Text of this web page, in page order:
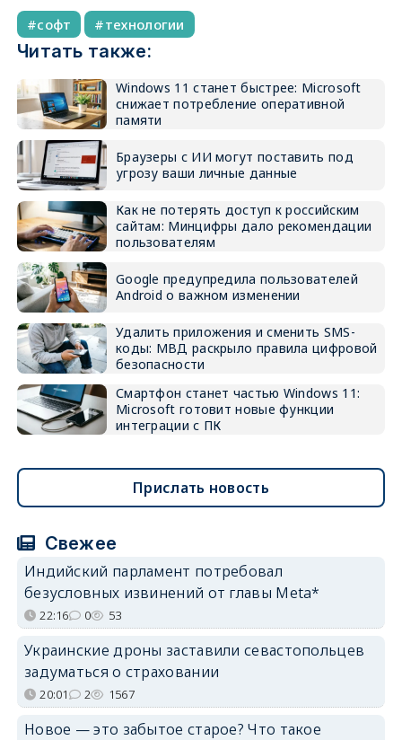
софт технологии
Читать также:
Windows 11 станет быстрее: Microsoft
снижает потребление оперативной
памяти
Браузеры с ИИ могут поставить под
угрозу ваши личные данные
Как не потерять доступ к российским
сайтам: Минцифры дало рекомендации
пользователям
Google предупредила пользователей
Android о важном изменении
Удалить приложения и сменить SMS-
коды: МВД раскрыло правила цифровой
безопасности
Смартфон станет частью Windows 11:
Microsoft готовит новые функции
интеграции с ПК
Прислать новость
Свежее
Индийский парламент потребовал
безусловных извинений от главы Meta*
22:16 0 53
Украинские дроны заставили севастопольцев
задуматься о страховании
20:01 2 1567
Новое — это забытое старое? Что такое